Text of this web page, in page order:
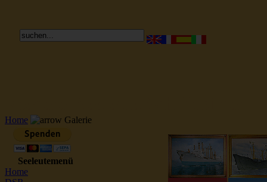
Home Galerie
Seeleutemenü
Home